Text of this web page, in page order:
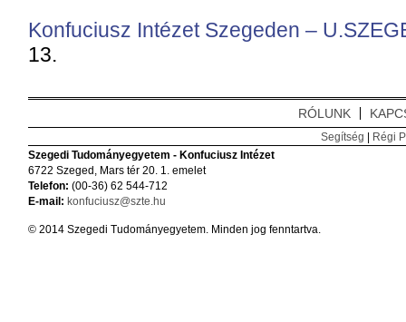
Konfuciusz Intézet Szegeden –
13.
RÓLUNK
Segítség | Régi
Szegedi Tudományegyetem - Konfuciusz Intézet
6722 Szeged, Mars tér 20. 1. emelet
Telefon: (00-36) 62 544-712
E-mail: konfuciusz@szte.hu
© 2014 Szegedi Tudományegyetem. Minden jog fenntartva.